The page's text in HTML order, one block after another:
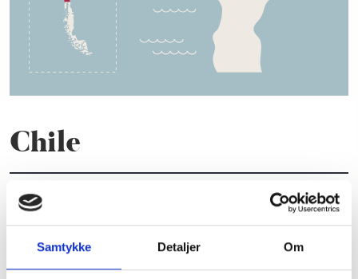
Samtykke Detaljer Om
Chile
Chile er et langstrakt smalt land, mellom Andes-
fjellene i øst, Stillehavet i vest, isbreer i sør og den
tørre Atacama-ørkenen i nord. Chile har et ideelt klima
med mange og lange soldager og kjølige netter som gir
opp til 20 graders forskjell mellom dag og natt, som